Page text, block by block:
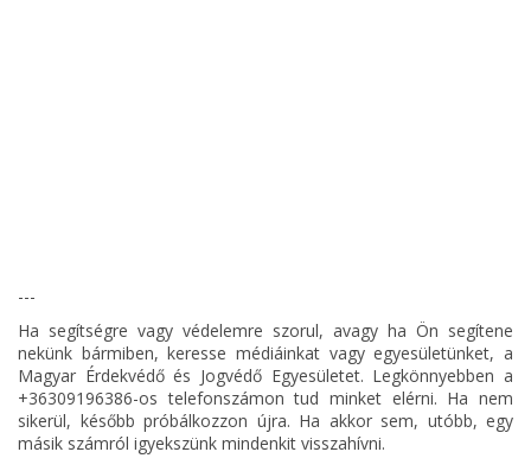
---
Ha segítségre vagy védelemre szorul, avagy ha Ön segítene
nekünk bármiben, keresse médiáinkat vagy egyesületünket, a
Magyar Érdekvédő és Jogvédő Egyesületet. Legkönnyebben a
+36309196386-os telefonszámon tud minket elérni. Ha nem
sikerül, később próbálkozzon újra. Ha akkor sem, utóbb, egy
másik számról igyekszünk mindenkit visszahívni.